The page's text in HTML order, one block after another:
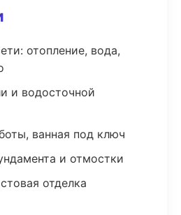
отопление, вода,
и водосточной
ванная под ключ
и отмостки
отделка